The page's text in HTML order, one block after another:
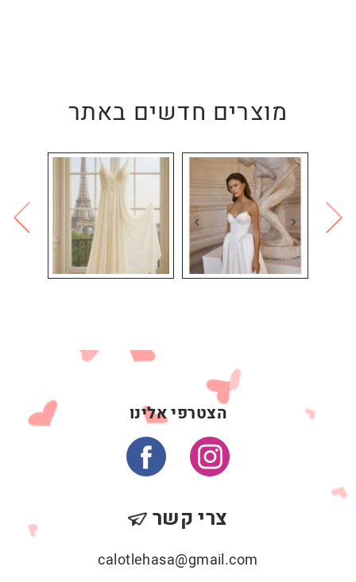
מוצרים חדשים באתר
הצטרפי אלינו
צרי קשר
calotlehasa@gmail.com